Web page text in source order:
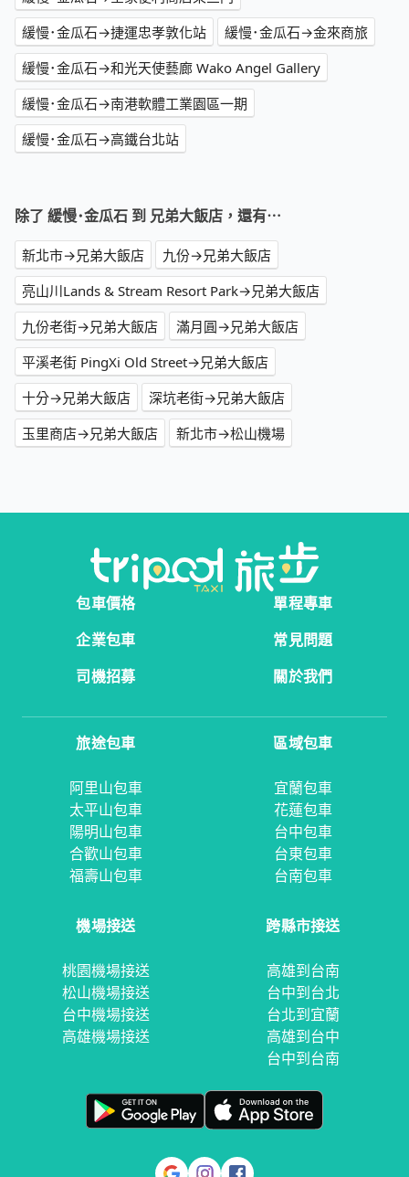
緩慢･金瓜石→捷運忠孝敦化站
緩慢･金瓜石→金來商旅
緩慢･金瓜石→和光天使藝廊 Wako Angel Gallery
緩慢･金瓜石→南港軟體工業園區一期
緩慢･金瓜石→高鐵台北站
除了 緩慢･金瓜石 到 兄弟大飯店，還有⋯
新北市→兄弟大飯店
九份→兄弟大飯店
亮山川Lands & Stream Resort Park→兄弟大飯店
九份老街→兄弟大飯店
滿月圓→兄弟大飯店
平溪老街 PingXi Old Street→兄弟大飯店
十分→兄弟大飯店
深坑老街→兄弟大飯店
玉里商店→兄弟大飯店
新北市→松山機場
包車價格
單程專車
企業包車
常見問題
司機招募
關於我們
旅途包車
阿里山包車
太平山包車
陽明山包車
合歡山包車
福壽山包車
區域包車
宜蘭包車
花蓮包車
台中包車
台東包車
台南包車
機場接送
桃園機場接送
松山機場接送
台中機場接送
高雄機場接送
跨縣市接送
高雄到台南
台中到台北
台北到宜蘭
高雄到台中
台中到台南